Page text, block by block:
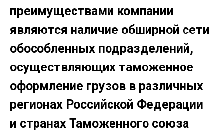
преимуществами компании
являются наличие обширной сети
обособленных подразделений,
осуществляющих таможенное
оформление грузов в различных
регионах Российской Федерации
и странах Таможенного союза